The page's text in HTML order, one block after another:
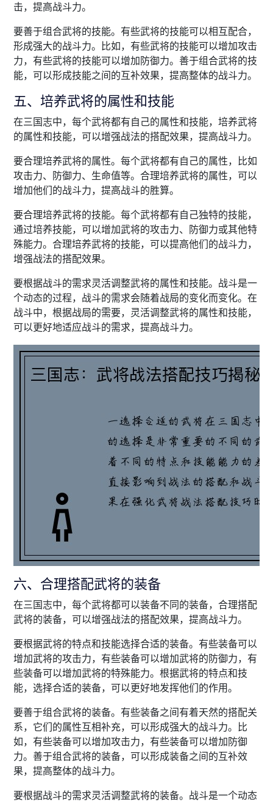
击，提高战斗力。
要善于组合武将的技能。有些武将的技能可以相互配合，
形成强大的战斗力。比如，有些武将的技能可以增加攻击
力，有些武将的技能可以增加防御力。善于组合武将的技
能，可以形成技能之间的互补效果，提高整体的战斗力。
五、培养武将的属性和技能
在三国志中，每个武将都有自己的属性和技能，培养武将
的属性和技能，可以增强战法的搭配效果，提高战斗力。
要合理培养武将的属性。每个武将都有自己的属性，比如
攻击力、防御力、生命值等。合理培养武将的属性，可以
增加他们的战斗力，提高战斗的胜算。
要合理培养武将的技能。每个武将都有自己独特的技能，
通过培养技能，可以增加武将的攻击力、防御力或其他特
殊能力。合理培养武将的技能，可以提高他们的战斗力，
增强战法的搭配效果。
要根据战斗的需求灵活调整武将的属性和技能。战斗是一
个动态的过程，战斗的需求会随着战局的变化而变化。在
战斗中，根据战局的需要，灵活调整武将的属性和技能，
可以更好地适应战斗的需求，提高战斗力。
六、合理搭配武将的装备
在三国志中，每个武将都可以装备不同的装备，合理搭配
武将的装备，可以增强战法的搭配效果，提高战斗力。
要根据武将的特点和技能选择合适的装备。有些装备可以
增加武将的攻击力，有些装备可以增加武将的防御力，有
些装备可以增加武将的特殊能力。根据武将的特点和技
能，选择合适的装备，可以更好地发挥他们的作用。
要善于组合武将的装备。有些装备之间有着天然的搭配关
系，它们的属性互相补充，可以形成强大的战斗力。比
如，有些装备可以增加攻击力，有些装备可以增加防御
力。善于组合武将的装备，可以形成装备之间的互补效
果，提高整体的战斗力。
要根据战斗的需求灵活调整武将的装备。战斗是一个动态